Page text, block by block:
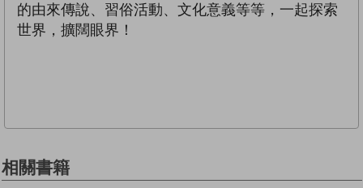
的由來傳說、習俗活動、文化意義等等，一起探索
世界，擴闊眼界！
相關書籍